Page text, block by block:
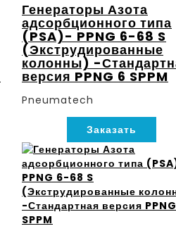
Генераторы Азота
адсорбционного типа
(PSA)- PPNG 6-68 S
(Экструдированные
колонны) -
версия PPNG 6 SPPM
Pneumatech
Заказать